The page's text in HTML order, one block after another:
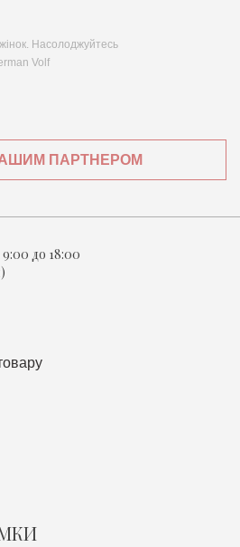
Насолоджуйтесь
Volf
ПАРТНЕРОМ
до 18:00